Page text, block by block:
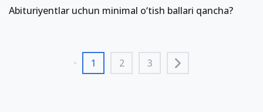
Abituriyentlar uchun minimal o‘tish ballari qancha?
1 2 3